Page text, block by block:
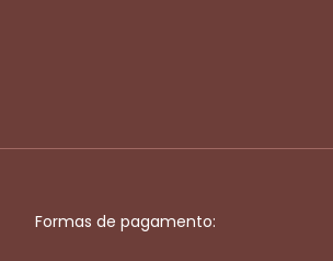
Formas de pagamento: